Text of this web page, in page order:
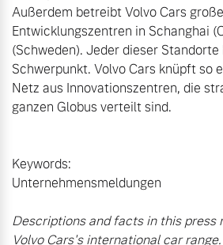
Außerdem betreibt Volvo Cars große
Entwicklungszentren in Schanghai
(Schweden). Jeder dieser
Schwerpunkt. Volvo Cars knüpft so
Netz aus Innovationszentren, die
ganzen Globus verteilt sind.
Keywords:
Unternehmensmeldungen
Descriptions and facts in this press
Volvo Cars's international car